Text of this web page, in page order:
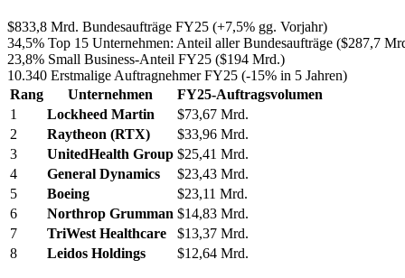
$833,8 Mrd. Bundesaufträge FY25 (+7,5% gg. Vorjahr)
34,5% Top 15 Unternehmen: Anteil aller Bundesaufträge ($287,7
23,8% Small Business-Anteil FY25 ($194 Mrd.)
10.340 Erstmalige Auftragnehmer FY25 (-15% in 5 Jahren)
Rang
Unternehmen
FY25-Auftragsvolumen
1
Lockheed Martin
$73,67 Mrd.
2
Raytheon (RTX)
$33,96 Mrd.
3
UnitedHealth Group $25,41 Mrd.
4
General Dynamics
$23,43 Mrd.
5
Boeing
$23,11 Mrd.
6
Northrop Grumman $14,83 Mrd.
7
TriWest Healthcare
$13,37 Mrd.
8
Leidos Holdings $12,64 Mrd.